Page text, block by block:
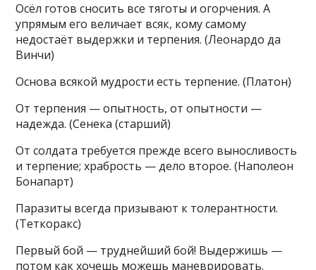
Осёл готов сносить все тяготы и огорчения. А
упрямым его величает всяк, кому самому
недостаёт выдержки и терпения. (Леонардо да
Винчи)
Основа всякой мудрости есть терпение. (Платон)
От терпения — опытность, от опытности —
надежда. (Сенека (старший)
От солдата требуется прежде всего выносливость
и терпение; храбрость — дело второе. (Наполеон
Бонапарт)
Паразиты всегда призывают к толерантности.
(Теткоракс)
Первый бой — труднейший бой! Выдержишь —
потом как хочешь можешь маневрировать.